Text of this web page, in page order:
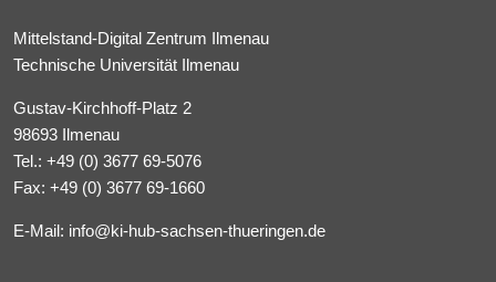
Mittelstand-Digital Zentrum Ilmenau
Technische Universität Ilmenau
Gustav-Kirchhoff-Platz 2
98693 Ilmenau
Tel.: +49 (0) 3677 69-5076
Fax: +49 (0) 3677 69-1660
E-Mail: info@ki-hub-sachsen-thueringen.de